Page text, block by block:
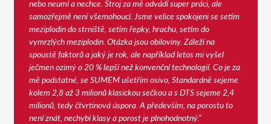
nebo neumí a nechce. Stroj za mě odvádí super práci, ale
samozřejmě není všemohoucí. Jsme velice spokojeni se setím
meziplodin do strniště, setím řepky, hrachu, setím do
vymrzlých meziplodin. Otázka jsou obiloviny. Záleží na
spoustě faktorů a jaký je rok, ale například letos mi vyšel
ječmen ozimý o 20 % lepší než konvenční technologií. Co je za
mě podstatné, se SUMEM ušetřím osivo, Standardně sejeme
kolem 2,8 až 3 milionů klasickou sečkou a s DTS sejeme 2,4
milionů, tedy čtvrtinová úspora. A především, na porostu to
není znát, nechybí klasy a porost je plnohodnotný.“